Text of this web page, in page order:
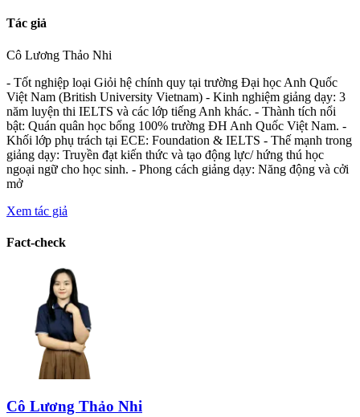
Tác giả
Cô Lương Thảo Nhi
- Tốt nghiệp loại Giỏi hệ chính quy tại trường Đại học Anh Quốc
Việt Nam (British University Vietnam) - Kinh nghiệm giảng dạy: 3
năm luyện thi IELTS và các lớp tiếng Anh khác. - Thành tích nổi
bật: Quán quân học bổng 100% trường ĐH Anh Quốc Việt Nam. -
Khối lớp phụ trách tại ECE: Foundation & IELTS - Thế mạnh trong
giảng dạy: Truyền đạt kiến thức và tạo động lực/ hứng thú học
ngoại ngữ cho học sinh. - Phong cách giảng dạy: Năng động và cởi
mở
Xem tác giả
Fact-check
Cô Lương Thảo Nhi